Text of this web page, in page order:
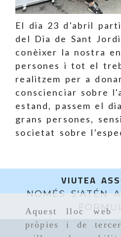
Aquest lloc web
pròpies i de
El dia 23 d'abril
del Dia de Sant
conèixer la nostra
persones i tot el
realitzem per a
conscienciar sobre
estand, passem el
grans persones,
societat sobre
VIUTEA
NOMÉS S'ATÉN